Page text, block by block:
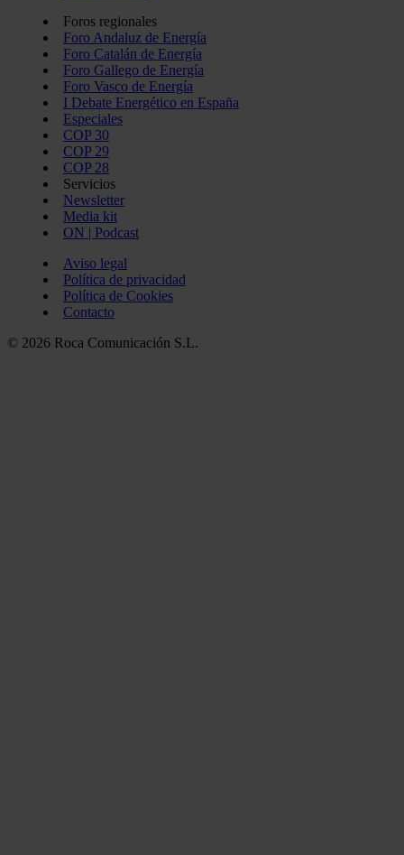
Foros regionales
Foro Andaluz de Energía
Foro Catalán de Energía
Foro Gallego de Energía
Foro Vasco de Energía
I Debate Energético en España
Especiales
COP 30
COP 29
COP 28
Servicios
Newsletter
Media kit
ON | Podcast
Aviso legal
Política de privacidad
Política de Cookies
Contacto
© 2026 Roca Comunicación S.L.